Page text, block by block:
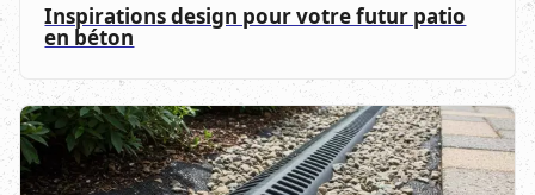
Inspirations design pour votre futur patio
en béton